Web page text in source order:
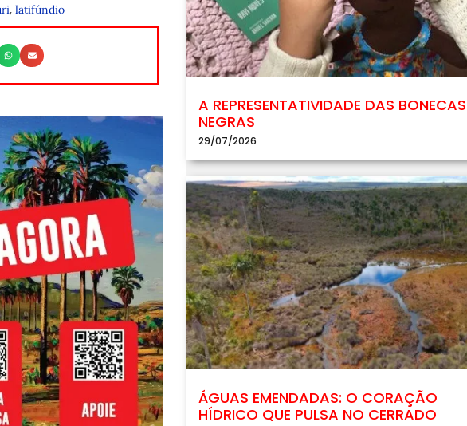
, latifúndio
A REPRESENTATIVIDADE DAS BONECAS
NEGRAS
29/07/2026
ÁGUAS EMENDADAS: O CORAÇÃO
HÍDRICO QUE PULSA NO CERRADO